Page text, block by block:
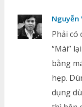
Nguyễn
Phải có
“Mài”
bằng
hẹp.
dụng